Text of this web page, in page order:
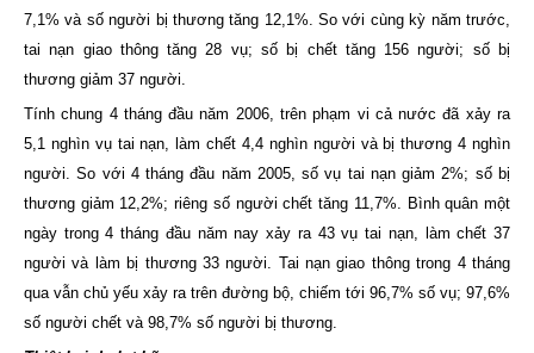
7,1% và số người bị thương tăng 12,1%. So với cùng kỳ năm trước,
tai nạn giao thông tăng 28 vụ; số bị chết tăng 156 người; số bị
thương giảm 37 người.
Tính chung 4 tháng đầu năm 2006, trên phạm vi cả nước đã xảy ra
5,1 nghìn vụ tai nạn, làm chết 4,4 nghìn người và bị thương 4 nghìn
người. So với 4 tháng đầu năm 2005, số vụ tai nạn giảm 2%; số bị
thương giảm 12,2%; riêng số người chết tăng 11,7%. Bình quân một
ngày trong 4 tháng đầu năm nay xảy ra 43 vụ tai nạn, làm chết 37
người và làm bị thương 33 người. Tai nạn giao thông trong 4 tháng
qua vẫn chủ yếu xảy ra trên đường bộ, chiếm tới 96,7% số vụ; 97,6%
số người chết và 98,7% số người bị thương.